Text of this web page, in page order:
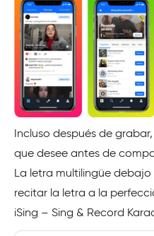
Incluso después de
que desee antes de
La letra multilingüe
recitar la letra a la
iSing – Sing & Record